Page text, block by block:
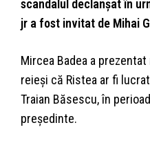
scandalul declanșat în
jr a fost invitat de Mihai
Mircea Badea a
reieși că Ristea ar fi
Traian Băsescu, în
președinte.